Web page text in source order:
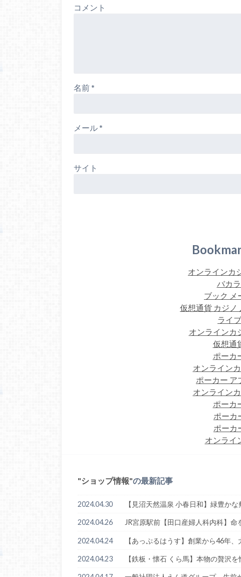
コメント
名前*
メール*
サイト
オンラインカ
バカ
ブック メ
仮想通貨 カジノ
ライ
オンラインカ
仮想通
ポーカ
オンライン
ポーカー ア
オンライン
ポーカ
ポーカ
ポーカ
オンライ
ショップ情報 の最新記事
2024.04.30 【見沼天然温泉 小春日和】緑豊か
2024.04.26 JR宮原駅前【田口産婦人科内科】
2024.04.24 【あっぷるはうす】創業から46年
2024.04.23 【鉄板・懐石 くら馬】本物の贅沢